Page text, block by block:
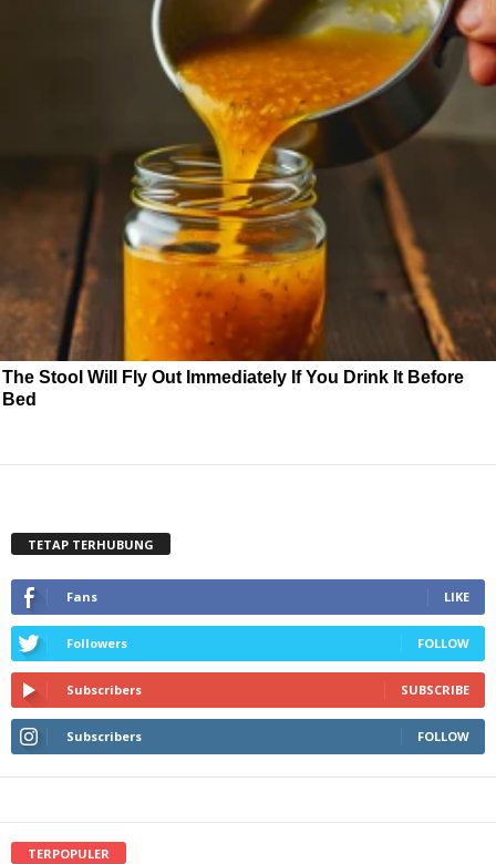
The Stool Will Fly Out Immediately If You Drink It Before
Bed
TETAP TERHUBUNG
Fans LIKE
Followers FOLLOW
Subscribers SUBSCRIBE
Subscribers FOLLOW